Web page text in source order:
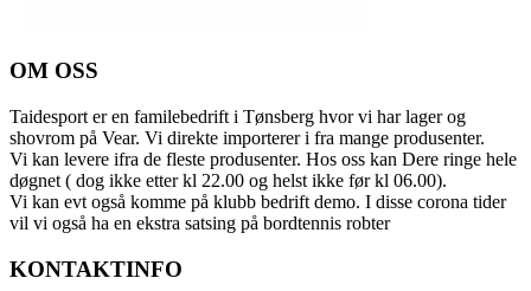
OM OSS
Taidesport er en familebedrift i Tønsberg hvor vi har lager og
shovrom på Vear. Vi direkte importerer i fra mange produsenter.
Vi kan levere ifra de fleste produsenter. Hos oss kan Dere ringe hele
døgnet ( dog ikke etter kl 22.00 og helst ikke før kl 06.00).
Vi kan evt også komme på klubb bedrift demo. I disse corona tider
vil vi også ha en ekstra satsing på bordtennis robter
KONTAKTINFO